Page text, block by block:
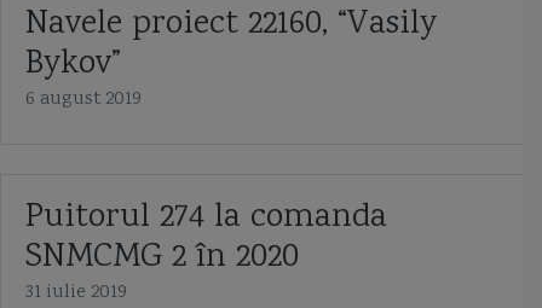
Navele proiect 22160, “Vasily
Bykov”
6 august 2019
Puitorul 274 la comanda
SNMCMG 2 în 2020
31 iulie 2019